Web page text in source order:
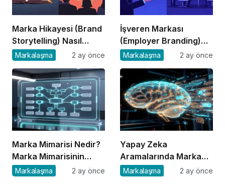
Marka Hikayesi (Brand
Storytelling) Nasıl
Oluşturulur?
Markalaşma 2 ay önce
İşveren Markası
(Employer Branding)
Nedir?
Markalaşma 2 ay önce
Marka Mimarisi Nedir?
Marka Mimarisinin
Türleri ve Önemi
Markalaşma 2 ay önce
Yapay Zeka
Aramalarında Marka
Görünürlüğü Nasıl
Markalaşma 2 ay önce